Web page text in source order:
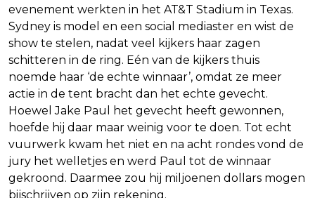
evenement werkten in het AT&T Stadium in Texas.
Sydney is model en een social mediaster en wist de
show te stelen, nadat veel kijkers haar zagen
schitteren in de ring. Eén van de kijkers thuis
noemde haar ‘de echte winnaar’, omdat ze meer
actie in de tent bracht dan het echte gevecht.
Hoewel Jake Paul het gevecht heeft gewonnen,
hoefde hij daar maar weinig voor te doen. Tot echt
vuurwerk kwam het niet en na acht rondes vond de
jury het welletjes en werd Paul tot de winnaar
gekroond. Daarmee zou hij miljoenen dollars mogen
bijschrijven op zijn rekening.